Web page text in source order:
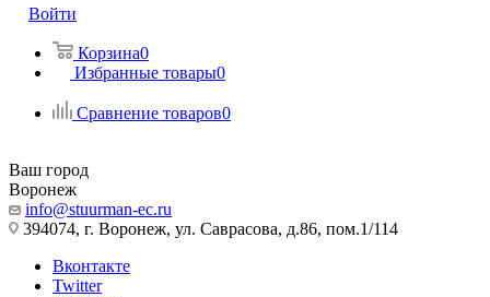
Войти
Корзина0
Избранные товары0
Сравнение товаров0
Ваш город
Воронеж
info@stuurman-ec.ru
394074, г. Воронеж, ул. Саврасова, д.86, пом.1/114
Вконтакте
Twitter